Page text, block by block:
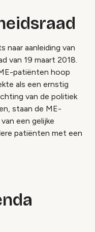
naar aanleiding van
van 19 maart 2018.
patiënten hoop
als een ernstig
van de politiek
staan de ME-
een gelijke
patiënten met een